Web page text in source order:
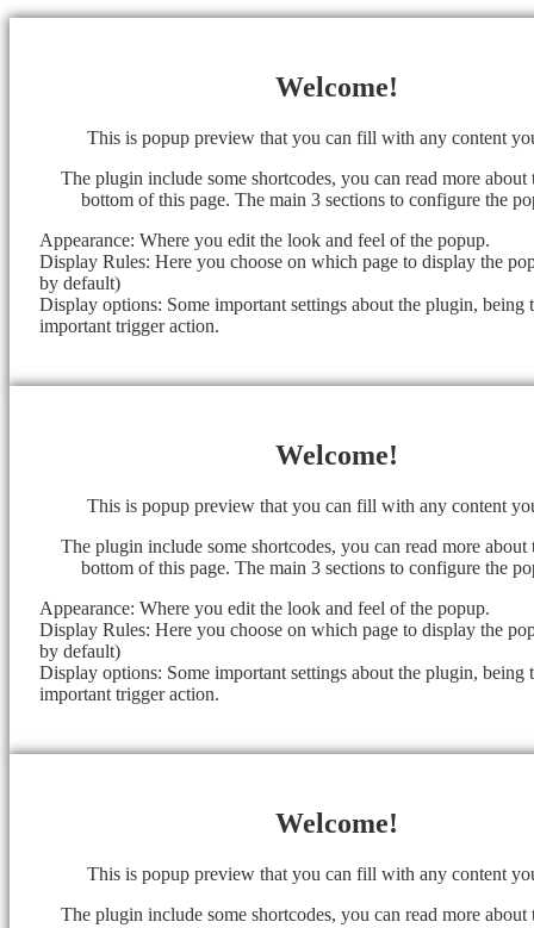
Welcome!
This is popup preview that you can fill with any content
The plugin include some shortcodes, you can read more about
bottom of this page. The main 3 sections to configure the
Appearance: Where you edit the look and feel of the popup.
Display Rules: Here you choose on which page to display the
by default)
Display options: Some important settings about the plugin, being
important trigger action.
Welcome!
This is popup preview that you can fill with any content
The plugin include some shortcodes, you can read more about
bottom of this page. The main 3 sections to configure the
Appearance: Where you edit the look and feel of the popup.
Display Rules: Here you choose on which page to display the
by default)
Display options: Some important settings about the plugin, being
important trigger action.
Welcome!
This is popup preview that you can fill with any content
The plugin include some shortcodes, you can read more about